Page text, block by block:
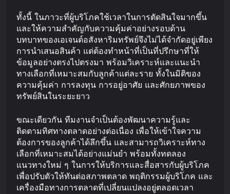
ทั้งนี้ ในภาวะที่ผู้บริโภคใช้เวลาในการตัดสินใจมากขึ้น
และให้ความสำคัญกับความคุ้มค่าอย่างรอบด้าน
บทบาทของเอเจนต์อสังหาริมทรัพย์จึงไม่ได้จำกัดอยู่เพียง
การนำเสนอสินค้า แต่ต้องทำหน้าที่เป็นที่ปรึกษาที่ให้
ข้อมูลอย่างตรงไปตรงมา พร้อมวิเคราะห์และแนะนำ
ทางเลือกที่เหมาะสมกับลูกค้าแต่ละราย ทั้งในมิติของ
ความคุ้มค่า การลงทุน การอยู่อาศัย และศักยภาพของ
ทรัพย์สินในระยะยาว
ขณะเดียวกัน ทีมงานจำเป็นต้องพัฒนาความรู้และ
ติดตามทิศทางตลาดอย่างต่อเนื่อง เพื่อให้เข้าใจความ
ต้องการของลูกค้าได้ลึกขึ้น และสามารถวิเคราะห์ทาง
เลือกที่เหมาะสมได้อย่างแม่นยำ พร้อมทั้งทดลอง
แนวทางใหม่ ๆ ในการให้บริการและสื่อสารกับผู้บริโภค
เพื่อปรับตัวให้ทันต่อสภาพตลาด พฤติกรรมผู้บริโภค และ
เครื่องมือทางการตลาดที่เปลี่ยนแปลงอยู่ตลอดเวลา